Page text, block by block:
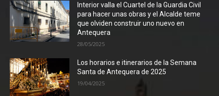
Interior valla el Cuartel de la Guardia Civil
para hacer unas obras y el Alcalde teme
que olviden construir uno nuevo en
Antequera
28/05/2025
Los horarios e itinerarios de la Semana
Santa de Antequera de 2025
19/04/2025